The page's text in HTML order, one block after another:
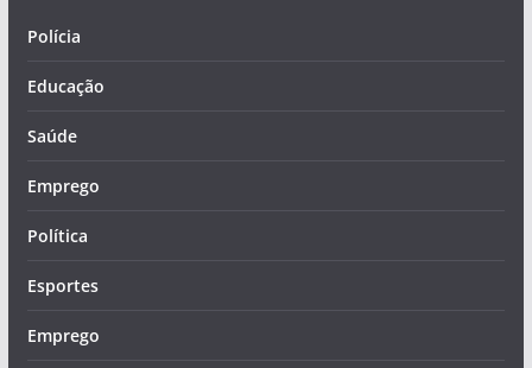
Polícia
Educação
Saúde
Emprego
Política
Esportes
Emprego